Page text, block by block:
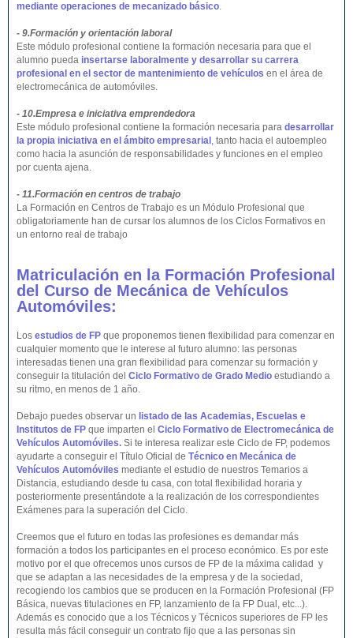
mediante operaciones de mecanizado básico.
- 9.Formación y orientación laboral
Este módulo profesional contiene la formación necesaria para que el
alumno pueda insertarse laboralmente y desarrollar su carrera
profesional en el sector de mantenimiento de vehículos en el área de
electromecánica de automóviles.
- 10.Empresa e iniciativa emprendedora
Este módulo profesional contiene la formación necesaria para desarrollar
la propia iniciativa en el ámbito empresarial , tanto hacia el autoempleo
como hacia la asunción de responsabilidades y funciones en el empleo
por cuenta ajena.
- 11.Formación en centros de trabajo
La Formación en Centros de Trabajo es un Módulo Profesional que
obligatoriamente han de cursar los alumnos de los Ciclos Formativos en
un entorno real de trabajo
Matriculación en la Formación Profesional
del Curso de Mecánica de Vehículos
Automóviles:
Los estudios de FP que proponemos tienen flexibilidad para comenzar en
cualquier momento que le interese al futuro alumno: las personas
interesadas tienen una gran flexibilidad para comenzar su formación y
conseguir la titulación del Ciclo Formativo de Grado Medio estudiando a
su ritmo, en menos de 1 año.
Debajo puedes observar un listado de las Academias, Escuelas e
Institutos de FP que imparten el Ciclo Formativo de Electromecánica de
Vehículos Automóviles. Si te interesa realizar este Ciclo de FP, podemos
ayudarte a conseguir el Título Oficial de Técnico en Mecánica de
Vehículos Automóviles mediante el estudio de nuestros Temarios a
Distancia, estudiando desde tu casa, con total flexibilidad horaria y
posteriormente presentándote a la realización de los correspondientes
Exámenes para la superación del Ciclo.
Creemos que el futuro en todas las profesiones es demandar más
formación a todos los participantes en el proceso económico. Es por este
motivo por el que ofrecemos unos cursos de FP de la máxima calidad y
que se adaptan a las necesidades de la empresa y de la sociedad,
recogiendo los cambios que se producen en la Formación Profesional (FP
Básica, nuevas titulaciones en FP, lanzamiento de la FP Dual, etc...).
Además es conocido que a los Técnicos y Técnicos superiores de FP les
resulta más fácil conseguir un contrato fijo que a las personas sin